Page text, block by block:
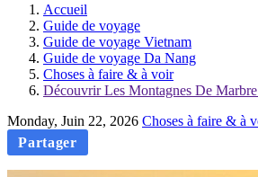
Accueil
Guide de voyage
Guide de voyage Vietnam
Guide de voyage Da Nang
Choses à faire & à voir
Découvrir Les Montagnes De
Monday, Juin 22, 2026 Choses à faire & à
Partager